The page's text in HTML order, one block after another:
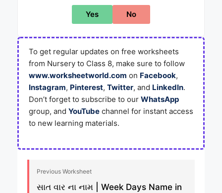
Yes No
To get regular updates on free worksheets
from Nursery to Class 8, make sure to follow
www.worksheetworld.com on Facebook,
Instagram, Pinterest, Twitter, and LinkedIn.
Don’t forget to subscribe to our WhatsApp
group, and YouTube channel for instant access
to new learning materials.
Previous Worksheet
સાત વાર ના નામ | Week Days Name in